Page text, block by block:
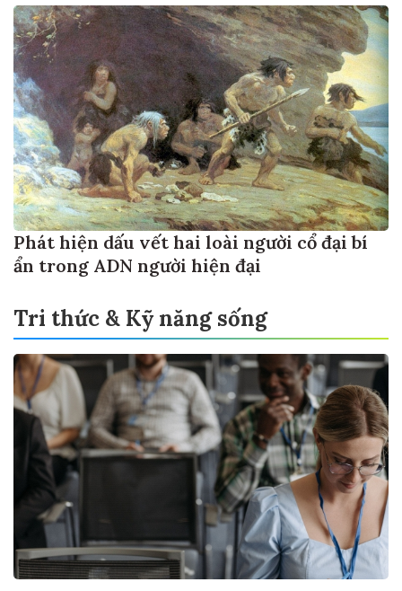
Phát hiện dấu vết hai loài người cổ đại bí
ẩn trong ADN người hiện đại
Tri thức & Kỹ năng sống